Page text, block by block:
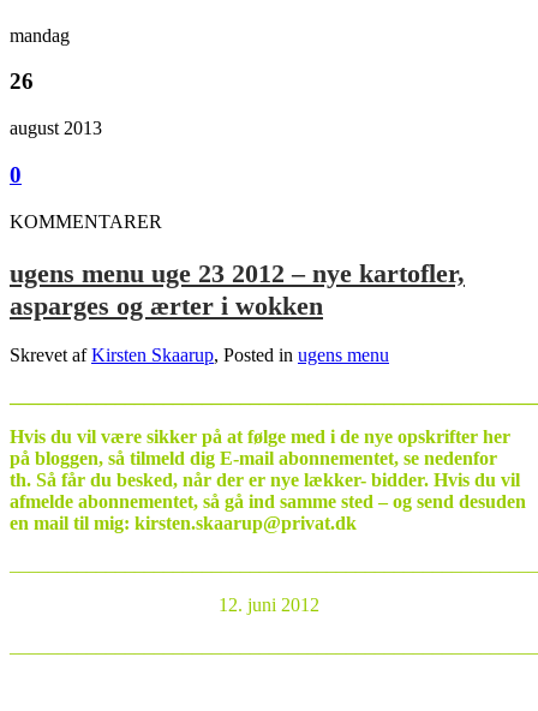
mandag
26
august 2013
0
KOMMENTARER
ugens menu uge 23 2012 – nye kartofler,
asparges og ærter i wokken
Skrevet afKirsten Skaarup, Posted in ugens menu
Hvis du vil være sikker på at følge med i de nye opskrifter her
på bloggen, så tilmeld dig E-mail abonnementet, se nedenfor
th. Så får du besked, når der er nye lækker- bidder. Hvis du vil
afmelde abonnementet, så gå ind samme sted – og send desuden
en mail til mig: kirsten.skaarup@privat.dk
12. juni 2012